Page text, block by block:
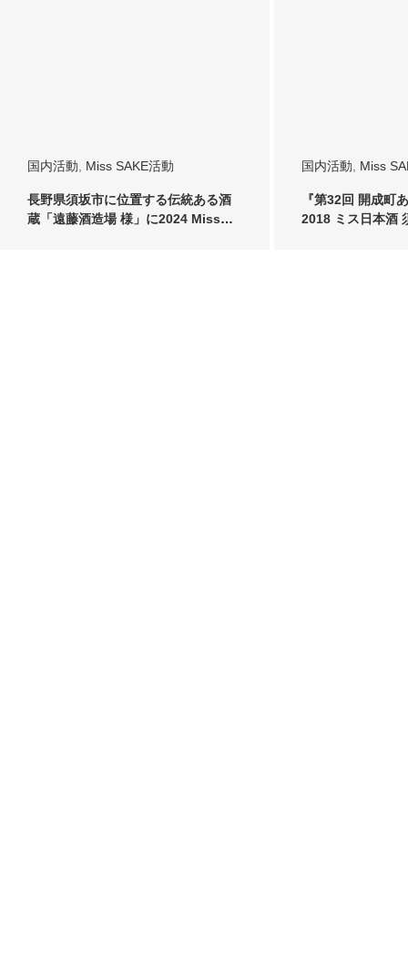
国内活動 Miss SAKE活動
長野県須坂市に位置する伝統ある酒
蔵「遠藤酒造場 様」に2024 Miss
国内活動 Miss
『第32回 開成町
2018 ミス日本酒